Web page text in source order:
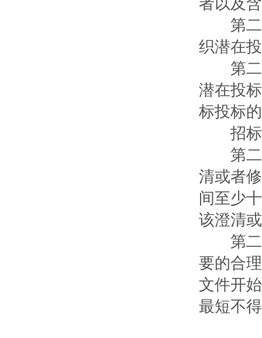
者以及
第二
织潜在
第二
潜在投
标投标
招标
第二
清或者
间至少
该澄清
第二
要的合
文件开
最短不